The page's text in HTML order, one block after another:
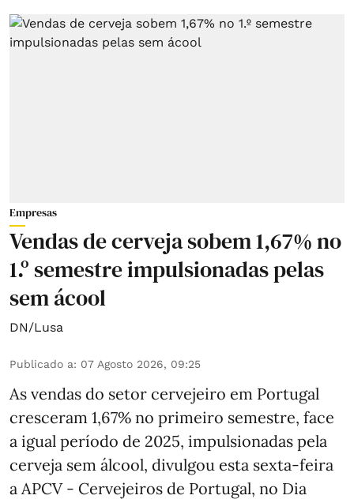
Empresas
Vendas de cerveja sobem 1,67% no
1.º semestre impulsionadas pelas
sem ácool
DN/Lusa
Publicado a: 07 Agosto 2026, 09:25
As vendas do setor cervejeiro em Portugal
cresceram 1,67% no primeiro semestre, face
a igual período de 2025, impulsionadas pela
cerveja sem álcool, divulgou esta sexta-feira
a APCV - Cervejeiros de Portugal, no Dia